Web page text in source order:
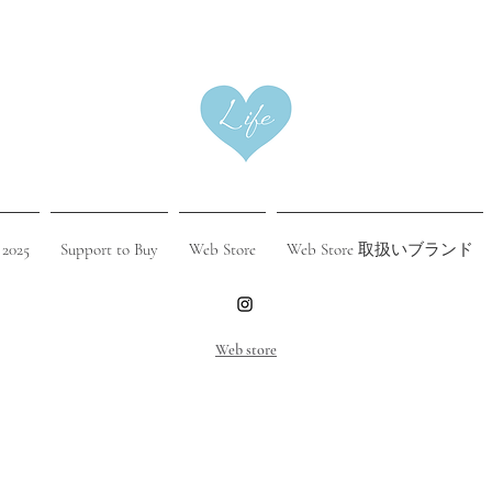
Support to Buy Web Store Web Store 取扱いブランド
​Web store